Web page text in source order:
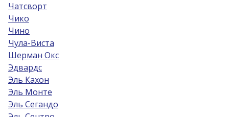
Чатсворт
Чико
Чино
Чула-Виста
Шерман Окс
Эдвардс
Эль Кахон
Эль Монте
Эль Сегандо